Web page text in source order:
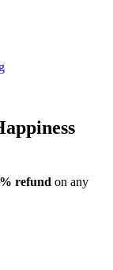
refund on any